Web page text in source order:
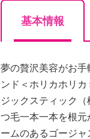
基本情報
夢の贅沢美容がお
ンド＜ホリカホリ
ジックスティック
つ毛一本一本を根元
ームのあるゴージ